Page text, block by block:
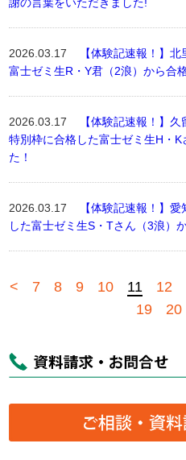
2026.03.17
【体験記速報！】
富士ゼミ生R・Y君（2浪）から合
2026.03.17
【体験記速報！】
特別枠に合格した富士ゼミ生H・
た！
2026.03.17
【体験記速報！】
した富士ゼミ生S・Tさん（3浪）
< 7 8 9 10 11 12
19
20